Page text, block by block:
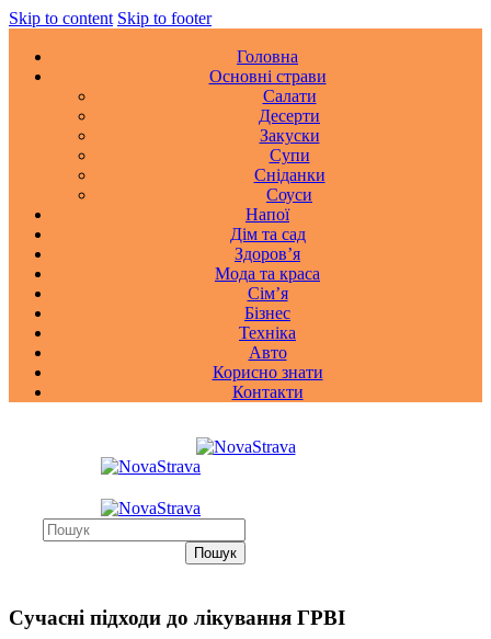
Skip to content Skip to footer
Головна
Основні страви
Салати
Десерти
Закуски
Супи
Сніданки
Соуси
Напої
Дім та сад
Здоровʼя
Мода та краса
Сімʼя
Бізнес
Техніка
Авто
Корисно знати
Контакти
Пошук
Сучасні підходи до лікування ГРВІ